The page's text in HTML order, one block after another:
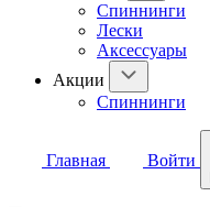
Спиннинги
Лески
Аксессуары
Акции
Спиннинги
Главная Войти